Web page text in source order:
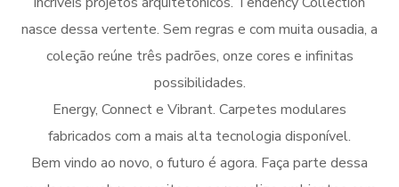
nasce dessa vertente. Sem regras e com muita ousadia, a
coleção reúne três padrões, onze cores e infinitas
possibilidades.
Energy, Connect e Vibrant. Carpetes modulares
fabricados com a mais alta tecnologia disponível.
Bem vindo ao novo, o futuro é agora. Faça parte dessa